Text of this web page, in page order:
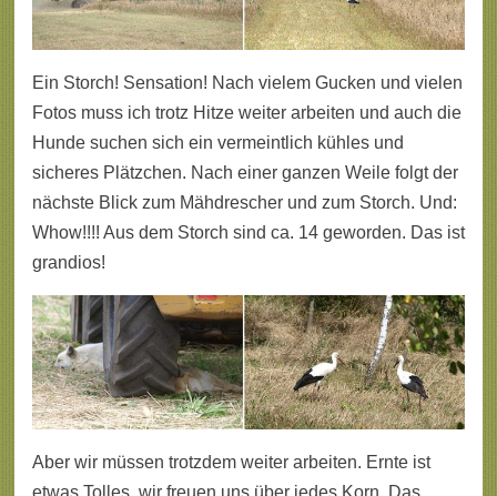
Ein Storch! Sensation! Nach vielem Gucken und vielen
Fotos muss ich trotz Hitze weiter arbeiten und auch die
Hunde suchen sich ein vermeintlich kühles und
sicheres Plätzchen. Nach einer ganzen Weile folgt der
nächste Blick zum Mähdrescher und zum Storch. Und:
Whow!!!! Aus dem Storch sind ca. 14 geworden. Das ist
grandios!
Aber wir müssen trotzdem weiter arbeiten. Ernte ist